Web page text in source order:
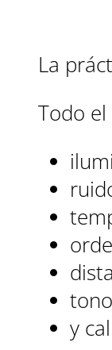
La
Todo
y